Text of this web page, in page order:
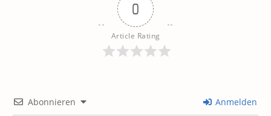
0
Article Rating
Abonnieren Anmelden